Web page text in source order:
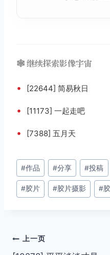
🕸️ 继续探索影像宇宙
• [22644] 简易秋日
• [11173] 一起走吧
• [7388] 五月天
文
章
标
#作品 #分享 #投稿
#胶片 #胶片摄影 #
文上一页